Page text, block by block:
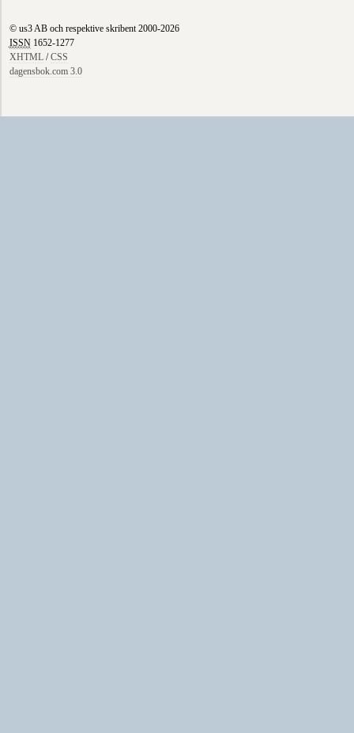
© us3 AB och respektive skribent 2000-2026
ISSN1652-1277
XHTML/CSS
dagensbok.com 3.0